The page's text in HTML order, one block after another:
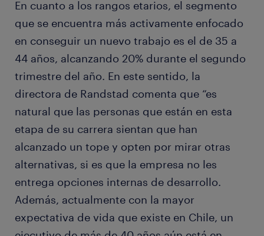
En cuanto a los rangos etarios, el segmento
que se encuentra más activamente enfocado
en conseguir un nuevo trabajo es el de 35 a
44 años, alcanzando 20% durante el segundo
trimestre del año. En este sentido, la
directora de Randstad comenta que “es
natural que las personas que están en esta
etapa de su carrera sientan que han
alcanzado un tope y opten por mirar otras
alternativas, si es que la empresa no les
entrega opciones internas de desarrollo.
Además, actualmente con la mayor
expectativa de vida que existe en Chile, un